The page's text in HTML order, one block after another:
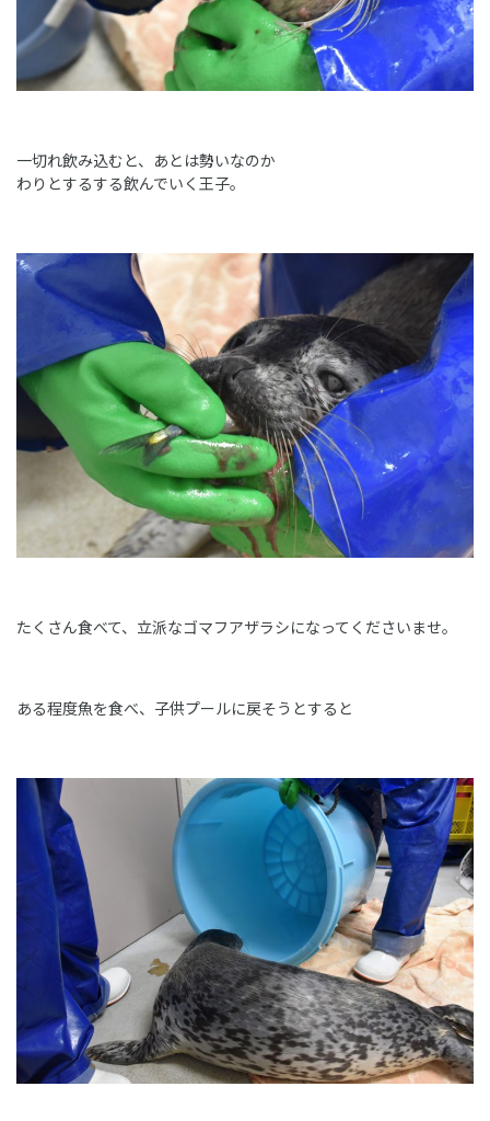
一切れ飲み込むと、あとは勢いなのか
わりとするする飲んでいく王子。
たくさん食べて、立派なゴマフアザラシになってくださいませ。
ある程度魚を食べ、子供プールに戻そうとすると